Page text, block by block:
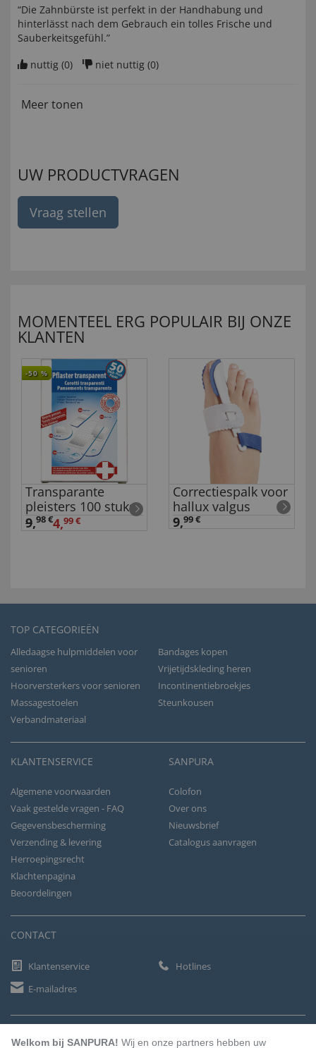
“Die Zahnbürste ist perfekt in der Handhabung und
hinterlässt nach dem Gebrauch ein tolles Frische und
Sauberkeitsgefühl.”
nuttig (0) niet nuttig (0)
Meer tonen
UW PRODUCTVRAGEN
Vraag stellen
MOMENTEEL ERG POPULAIR BIJ ONZE
KLANTEN
-50 %
Transparante
pleisters 100 stuks
9,98 €4,99 €
Correctiespalk voor
hallux valgus
9,99 €
TOP CATEGORIEËN
Alledaagse hulpmiddelen voor
senioren
Bandages kopen
Vrijetijdskleding heren
Hoorversterkers voor senioren
Incontinentiebroekjes
Massagestoelen
Steunkousen
Verbandmateriaal
KLANTENSERVICE
Algemene voorwaarden
Vaak gestelde vragen - FAQ
Gegevensbescherming
Verzending & levering
Herroepingsrecht
Klachtenpagina
Beoordelingen
SANPURA
Colofon
Over ons
Nieuwsbrief
Catalogus aanvragen
CONTACT
Klantenservice
Hotlines
E-mailadres
Welkom bij SANPURA! Wij en onze partners hebben uw